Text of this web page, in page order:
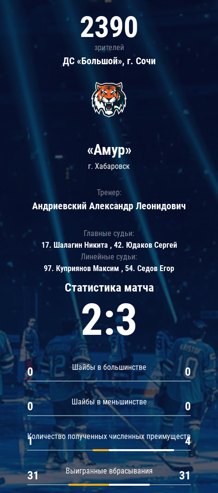
2390
зрителей
ДС «Большой», г. Сочи
Статистика матча
2:3
Шайбы в большинстве
0 0
Шайбы в меньшинстве
0 0
Количество полученных численных преимуществ
1 4
Выигранные вбрасывания
31 31
«Амур»
г. Хабаровск
Тренер:
Андриевский Александр Леонидович
Главные судьи:
17. Шалагин Никита , 42. Юдаков Сергей
Линейные судьи:
97. Куприянов Максим , 54. Седов Егор